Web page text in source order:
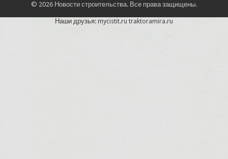
© 2026 Новости строительства. Все права защищены.
Наши друзья: mycistit.ru traktoramira.ru